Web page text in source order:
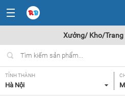
Xưởng/ Kho/Trang
TỈNH THÀNH
Hà Nội